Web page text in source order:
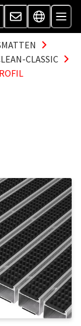
CLASSIC